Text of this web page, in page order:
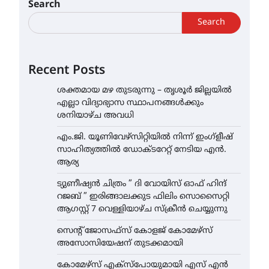
Search
Search
Recent Posts
ശക്തമായ മഴ തുടരുന്നു – തൃശൂർ ജില്ലയിൽ
എല്ലാ വിദ്യാഭ്യാസ സ്ഥാപനങ്ങൾക്കും
ശനിയാഴ്ച അവധി
എം.ജി. യൂണിവേഴ്‌സിറ്റിയിൽ നിന്ന് ഇംഗ്ളീഷ്
സാഹിത്യത്തിൽ ഡോക്ടറേറ്റ് നേടിയ എൻ.
ആര്യ
ട്യുണീഷ്യൻ ചിത്രം ” ദി വോയിസ് ഓഫ് ഹിന്ദ്
റജബ് ” ഇരിങ്ങാലക്കുട ഫിലിം സൊസൈറ്റി
ആഗസ്റ്റ് 7 വെള്ളിയാഴ്ച സ്‌ക്രീൻ ചെയ്യുന്നു
സെന്റ് ജോസഫ്സ് കോളജ് കോമേഴ്‌സ്
അസോസിയേഷന് തുടക്കമായി
കോമേഴ്സ് എക്സ്പോയുമായി എസ് എൻ